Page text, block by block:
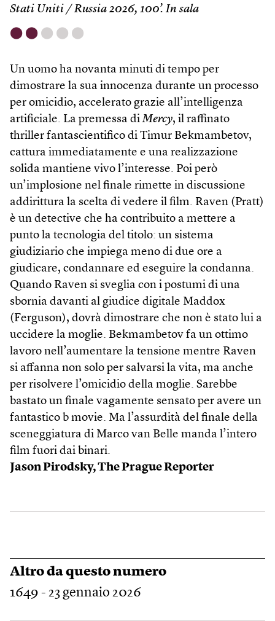
Stati Uniti / Russia 2026, 100’. In sala
⬤ ⬤ ⬤ ⬤ ⬤
Un uomo ha novanta minuti di tempo per
dimostrare la sua innocenza durante un processo
per omicidio, accelerato grazie all’intelligenza
artificiale. La premessa diMercy, il raffinato
thriller fantascientifico di Timur Bekmambetov,
cattura immediatamente e una realizzazione
solida mantiene vivo l’interesse. Poi però
un’implosione nel finale rimette in discussione
addirittura la scelta di vedere il film. Raven (Pratt)
è un detective che ha contribuito a mettere a
punto la tecnologia del titolo: un sistema
giudiziario che impiega meno di due ore a
giudicare, condannare ed eseguire la condanna.
Quando Raven si sveglia con i postumi di una
sbornia davanti al giudice digitale Maddox
(Ferguson), dovrà dimostrare che non è stato lui a
uccidere la moglie. Bekmambetov fa un ottimo
lavoro nell’aumentare la tensione mentre Raven
si affanna non solo per salvarsi la vita, ma anche
per risolvere l’omicidio della moglie. Sarebbe
bastato un finale vagamente sensato per avere un
fantastico b movie. Ma l’assurdità del finale della
sceneggiatura di Marco van Belle manda l’intero
film fuori dai binari.
Jason Pirodsky, The Prague Reporter
Altro da questo numero
1649 - 23 gennaio 2026